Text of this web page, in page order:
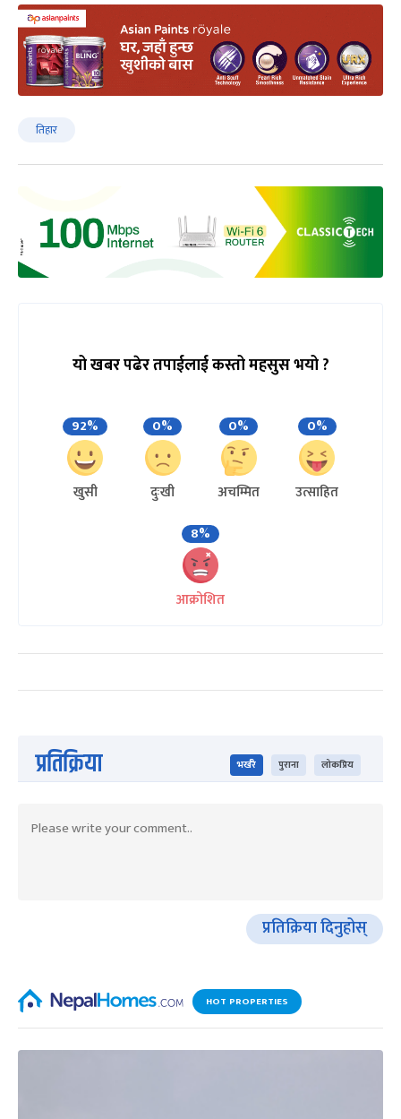
तिहार
यो खबर पढेर तपाईलाई कस्तो महसुस भयो ?
92%
खुसी
0%
दुःखी
0%
अचम्मित
0%
उत्साहित
8%
आक्रोशित
प्रतिक्रिया भर्खरै पुराना लोकप्रिय
प्रतिक्रिया दिनुहोस्
HOT PROPERTIES